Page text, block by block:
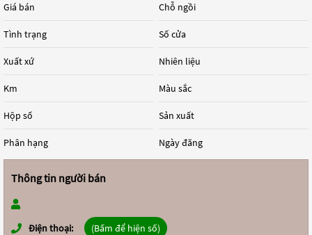
Giá bán
Tình trạng
Xuất xứ
Km
Hộp số
Phân hạng
Chỗ ngồi
Số cửa
Nhiên liệu
Màu sắc
Sản xuất
Ngày đăng
Thông tin người bán
Điện thoại: (Bấm để hiện số)